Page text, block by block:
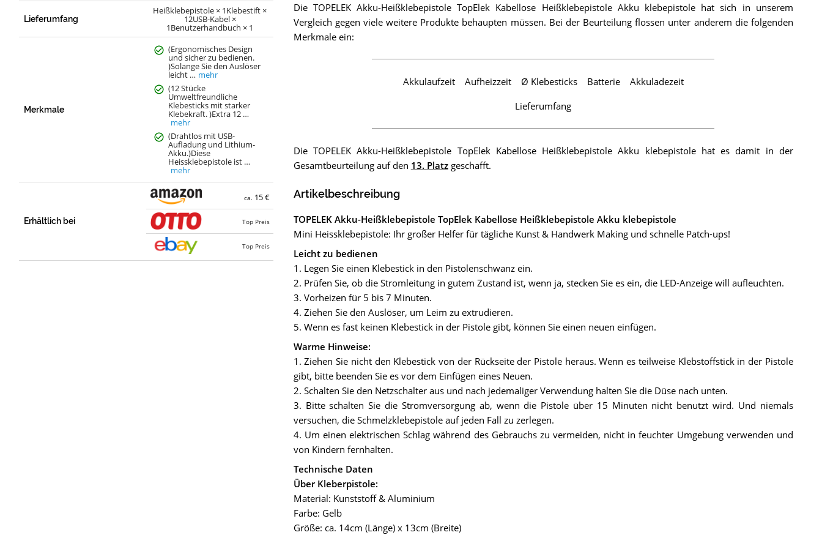
Lieferumfang
Heißklebepistole × 1Klebestift ×
12USB-Kabel ×
1Benutzerhandbuch × 1
Merkmale
(Ergonomisches Design
und sicher zu bedienen.
)Solange Sie den Auslöser
leicht … mehr
(12 Stücke
Umweltfreundliche
Klebesticks mit starker
Klebekraft. )Extra 12 …
mehr
(Drahtlos mit USB-
Aufladung und Lithium-
Akku.)Diese
Heissklebepistole ist …
mehr
Erhältlich bei
ca. 15 €
Top Preis
Top Preis
Die TOPELEK Akku-Heißklebepistole TopElek Kabellose Heißklebepistole Akku klebepistole hat sich in unserem
Vergleich gegen viele weitere Produkte behaupten müssen. Bei der Beurteilung flossen unter anderem die folgenden
Merkmale ein:
Akkulaufzeit Aufheizzeit Ø Klebesticks Batterie
Akkuladezeit
Lieferumfang
Die TOPELEK Akku-Heißklebepistole TopElek Kabellose Heißklebepistole Akku klebepistole hat es damit in der
Gesamtbeurteilung auf den 13. Platzgeschafft.
Artikelbeschreibung
TOPELEK Akku-Heißklebepistole TopElek Kabellose Heißklebepistole Akku klebepistole
Mini Heissklebepistole: Ihr großer Helfer für tägliche Kunst & Handwerk Making und schnelle Patch-ups!
Leicht zu bedienen
1. Legen Sie einen Klebestick in den Pistolenschwanz ein.
2. Prüfen Sie, ob die Stromleitung in gutem Zustand ist, wenn ja, stecken Sie es ein, die LED-Anzeige will aufleuchten.
3. Vorheizen für 5 bis 7 Minuten.
4. Ziehen Sie den Auslöser, um Leim zu extrudieren.
5. Wenn es fast keinen Klebestick in der Pistole gibt, können Sie einen neuen einfügen.
Warme Hinweise:
1. Ziehen Sie nicht den Klebestick von der Rückseite der Pistole heraus. Wenn es teilweise Klebstoffstick in der Pistole
gibt, bitte beenden Sie es vor dem Einfügen eines Neuen.
2. Schalten Sie den Netzschalter aus und nach jedemaliger Verwendung halten Sie die Düse nach unten.
3. Bitte schalten Sie die Stromversorgung ab, wenn die Pistole über 15 Minuten nicht benutzt wird. Und niemals
versuchen, die Schmelzklebepistole auf jeden Fall zu zerlegen.
4. Um einen elektrischen Schlag während des Gebrauchs zu vermeiden, nicht in feuchter Umgebung verwenden und
von Kindern fernhalten.
Technische Daten
Über Kleberpistole:
Material: Kunststoff & Aluminium
Farbe: Gelb
Größe: ca. 14cm (Länge) x 13cm (Breite)